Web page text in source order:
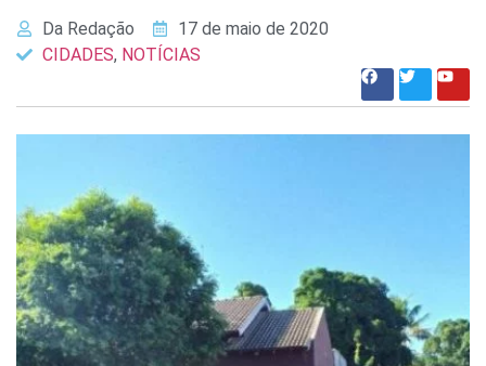
Da Redação
17 de maio de 2020
CIDADES, NOTÍCIAS